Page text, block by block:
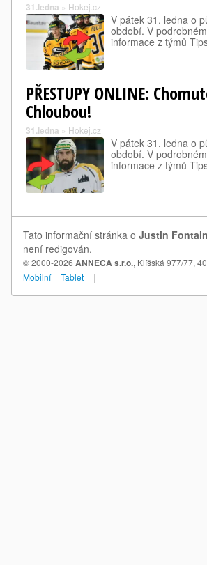
31.ledna » Hokej.cz
V pátek 31. ledna o
období. V
informace z týmů
PŘESTUPY ONLINE:
Chloubou!
31.ledna » Hokej.cz
V pátek 31. ledna o
období. V
informace z týmů
Tato informační stránka o Justin
není redigován.
© 2000-2026 ANNECA s.r.o., Klíšská 977/77,
Mobilní
Tablet |